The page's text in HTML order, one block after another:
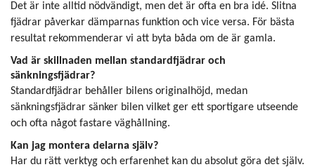
Det är inte alltid nödvändigt, men det är ofta en bra idé. Slitna
fjädrar påverkar dämparnas funktion och vice versa. För bästa
resultat rekommenderar vi att byta båda om de är gamla.
Vad är skillnaden mellan standardfjädrar och
sänkningsfjädrar?
Standardfjädrar behåller bilens originalhöjd, medan
sänkningsfjädrar sänker bilen vilket ger ett sportigare utseende
och ofta något fastare väghållning.
Kan jag montera delarna själv?
Har du rätt verktyg och erfarenhet kan du absolut göra det själv.